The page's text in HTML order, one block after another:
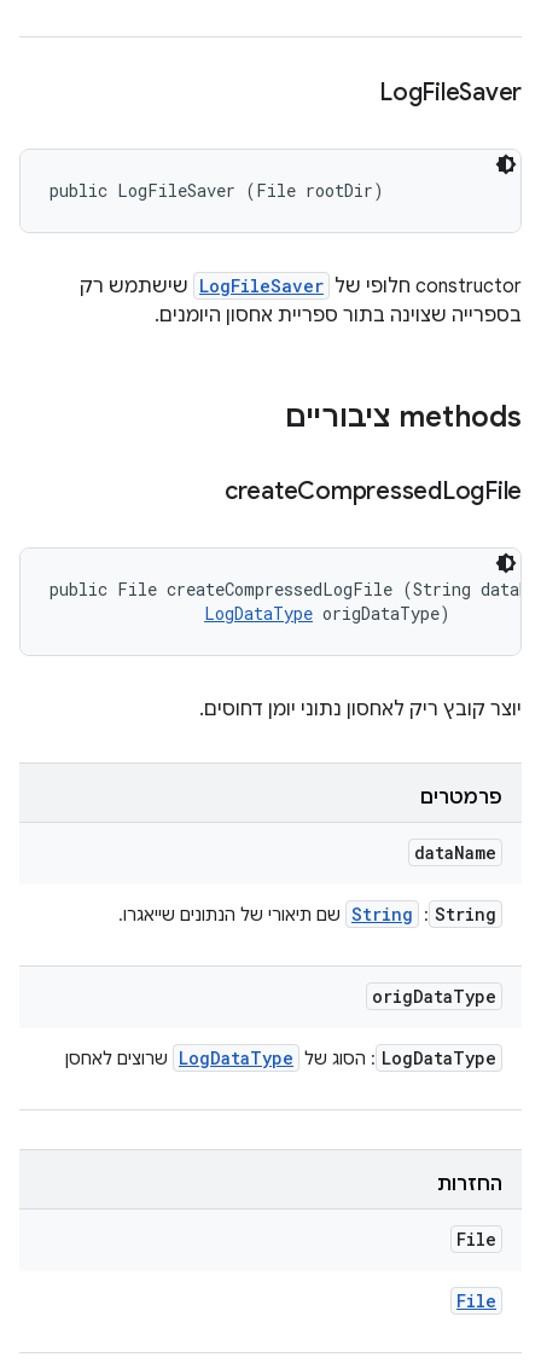
LogFileSaver
public LogFileSaver (File rootDir)
‫constructor חלופי של LogFileSaver שישתמש רק
בספרייה שצוינה בתור ספריית אחסון היומנים.
‫methods ציבוריים
createCompressedLogFile
public File createCompressedLogFile (String
LogDataType origDataType)
יוצר קובץ ריק לאחסון נתוני יומן דחוסים.
פרמטרים
dataName
String
:
String שם תיאורי של הנתונים שייאגרו.
origDataType
LogDataType : הסוג של LogDataType שרוצים לאחסן
החזרות
File
File